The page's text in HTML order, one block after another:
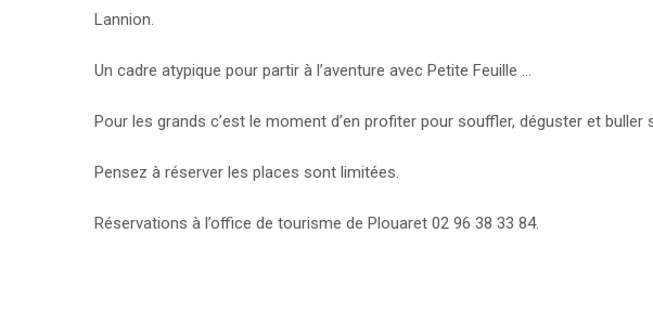
Lannion.
Un cadre atypique pour partir à l’aventure avec Petite Feuille …
Pour les grands c’est le moment d’en profiter pour souffler, déguster et buller
Pensez à réserver les places sont limitées.
Réservations à l’office de tourisme de Plouaret 02 96 38 33 84.